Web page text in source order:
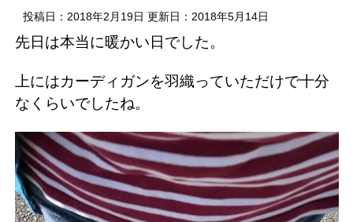
投稿日：2018年2月19日 更新日： 2018年5月14日
先日は本当に暖かい日でした。
上にはカーディガンを羽織っていただけで十分
なくらいでしたね。